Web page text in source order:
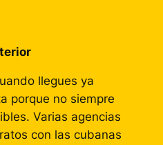
llegues ya
porque no siempre
Varias agencias
con las cubanas